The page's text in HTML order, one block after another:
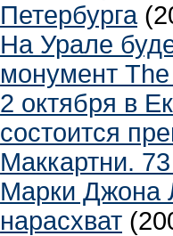
Петербурга
На Урале
монумент
2 октября в
состоится
Маккартни.
Марки Джона
нарасхват